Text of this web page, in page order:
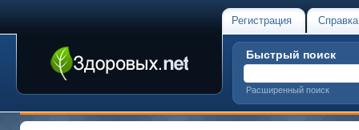
Регистрация Справка
Быстрый поиск
Расширенный поиск